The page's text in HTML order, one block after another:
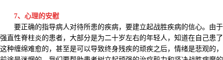
7、心理的安慰
要正确的指导病人对待所患的疾病，要建立起战胜疾病的信心。由于
强直性脊柱炎的患者，大部分是为二十岁左右的年轻人，知道在自己患了
这种缠绵难愈的，甚至是可以导致终身残疾的顽疾之后，情绪是悲观的，